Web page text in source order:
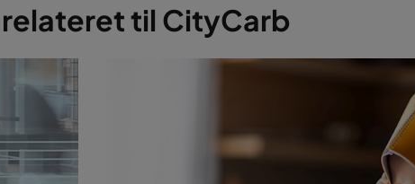
til CityCarb